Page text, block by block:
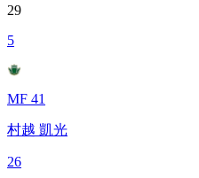
29
5
MF 41
村越 凱光
26